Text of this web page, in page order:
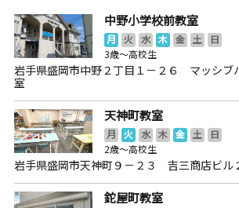
中野小学校前教室
月 火 水 木 金 土
日
3歳～高校生
岩手県盛岡市中野２丁目１－２６ マッシブ
室
天神町教室
月 火 水 木 金 土
日
2歳～高校生
岩手県盛岡市天神町９－２３ 吉三商店ビル
鉈屋町教室